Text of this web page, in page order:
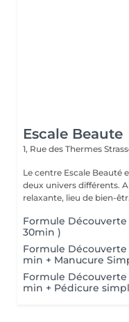
Escale Beaute
1, Rue des Thermes
Le centre Escale Beauté
deux univers différents. A l'étage, profitez d'une atmosphère
relaxante, lieu de bien-
Formule Découverte
30min )
Formule Découverte
min + Manucure
Formule Découverte
min + Pédicure